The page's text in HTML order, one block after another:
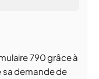
790 grâce à
sa demande de